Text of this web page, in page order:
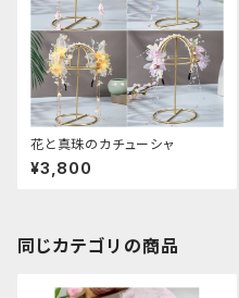
花と真珠のカチューシャ
¥3,800
同じカテゴリの商品